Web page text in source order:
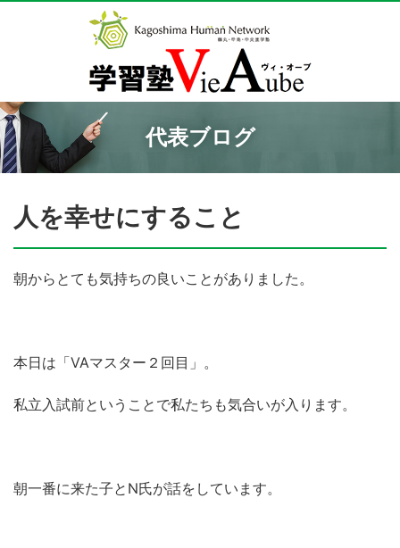
代表ブログ
人を幸せにすること
朝からとても気持ちの良いことがありました。
本日は「VAマスター２回目」。
私立入試前ということで私たちも気合いが入ります。
朝一番に来た子とN氏が話をしています。